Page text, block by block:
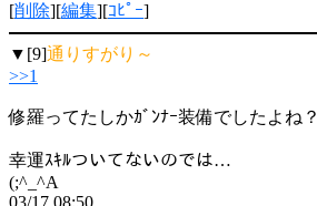
[削除][編集][ｺﾋﾟｰ]
▼[9]通りすがり～
>>1
修羅ってたしかｶﾞﾝﾅｰ装備でしたよね？
幸運ｽｷﾙついてないのでは…
(;^_^A
03/17 08:50